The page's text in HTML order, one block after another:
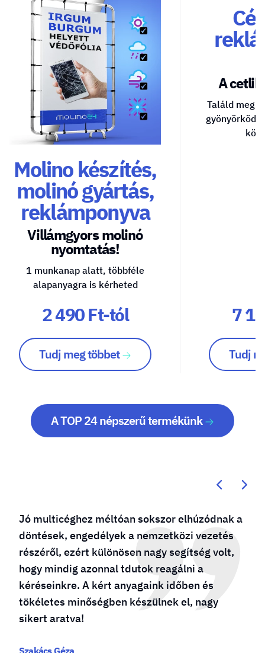
Molino készítés,
molinó gyártás,
reklámponyva
Villámgyors molinó
nyomtatás!
1 munkanap alatt, többféle
alapanyagra is kérheted
2 490 Ft-tól
Tudj meg többet
A
Találd meg
7
Tudj
A TOP 24 népszerű termékünk
Jó multicéghez méltóan sokszor elhúzódnak a
döntések, engedélyek a nemzetközi vezetés
részéről, ezért különösen nagy segítség volt,
hogy mindig azonnal tdutok reagálni a
kéréseinkre. A kért anyagaink időben és
tökéletes minőségben készülnek el, nagy
sikert aratva!
Szakács Géza